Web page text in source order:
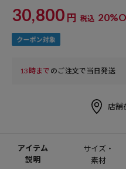
30,800 円 税込
13時まで のご注文で当日発送
店舗
アイテム
説明
サイズ・
素材